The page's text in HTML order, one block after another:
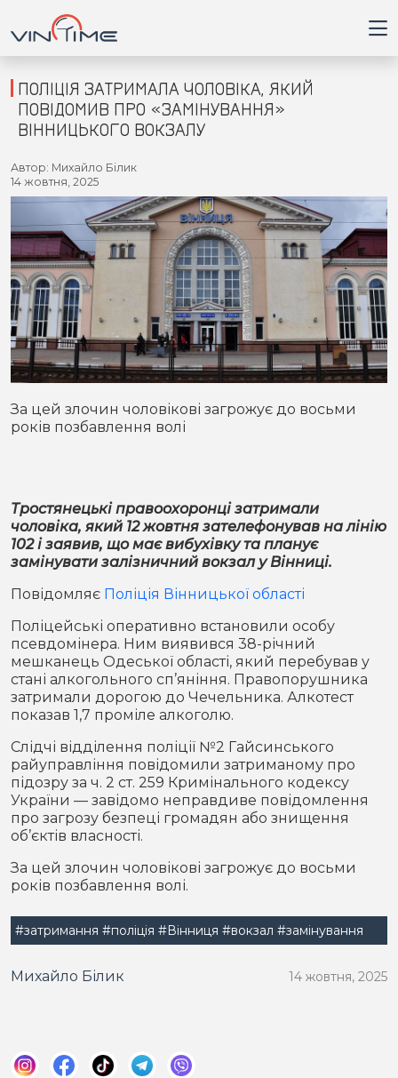
Головна
Війна
Новини
Кримінал
Здоров'я
Приватна думка
В кулуарах
Місто
Конфлікти
Спорт
Спорт
Контакти
Підписатись на нас у Telegram
ПОЛІЦІЯ ЗАТРИМАЛА ЧОЛОВІКА, ЯКИЙ
ПОВІДОМИВ ПРО «ЗАМІНУВАННЯ»
ВІННИЦЬКОГО ВОКЗАЛУ
Автор: Михайло Білик
14 жовтня, 2025
За цей злочин чоловікові загрожує до восьми
років позбавлення волі
Тростянецькі правоохоронці затримали
чоловіка, який 12 жовтня зателефонував на лінію
102 і заявив, що має вибухівку та планує
замінувати залізничний вокзал у Вінниці.
Повідомляє Поліція Вінницької області
Поліцейські оперативно встановили особу
псевдомінера. Ним виявився 38-річний
мешканець Одеської області, який перебував у
стані алкогольного сп’яніння. Правопорушника
затримали дорогою до Чечельника. Алкотест
показав 1,7 проміле алкоголю.
Слідчі відділення поліції №2 Гайсинського
райуправління повідомили затриманому про
підозру за ч. 2 ст. 259 Кримінального кодексу
України — завідомо неправдиве повідомлення
про загрозу безпеці громадян або знищення
об’єктів власності.
За цей злочин чоловікові загрожує до восьми
років позбавлення волі.
#затримання #поліція #Вінниця #вокзал #замінування
Михайло Білик 14 жовтня, 2025